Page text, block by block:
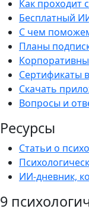
Как проходит
Бесплатный
С чем
Планы
Сертификаты
Скачать
Вопросы и
Ресурсы
Статьи о
ИИ-дневник,
9